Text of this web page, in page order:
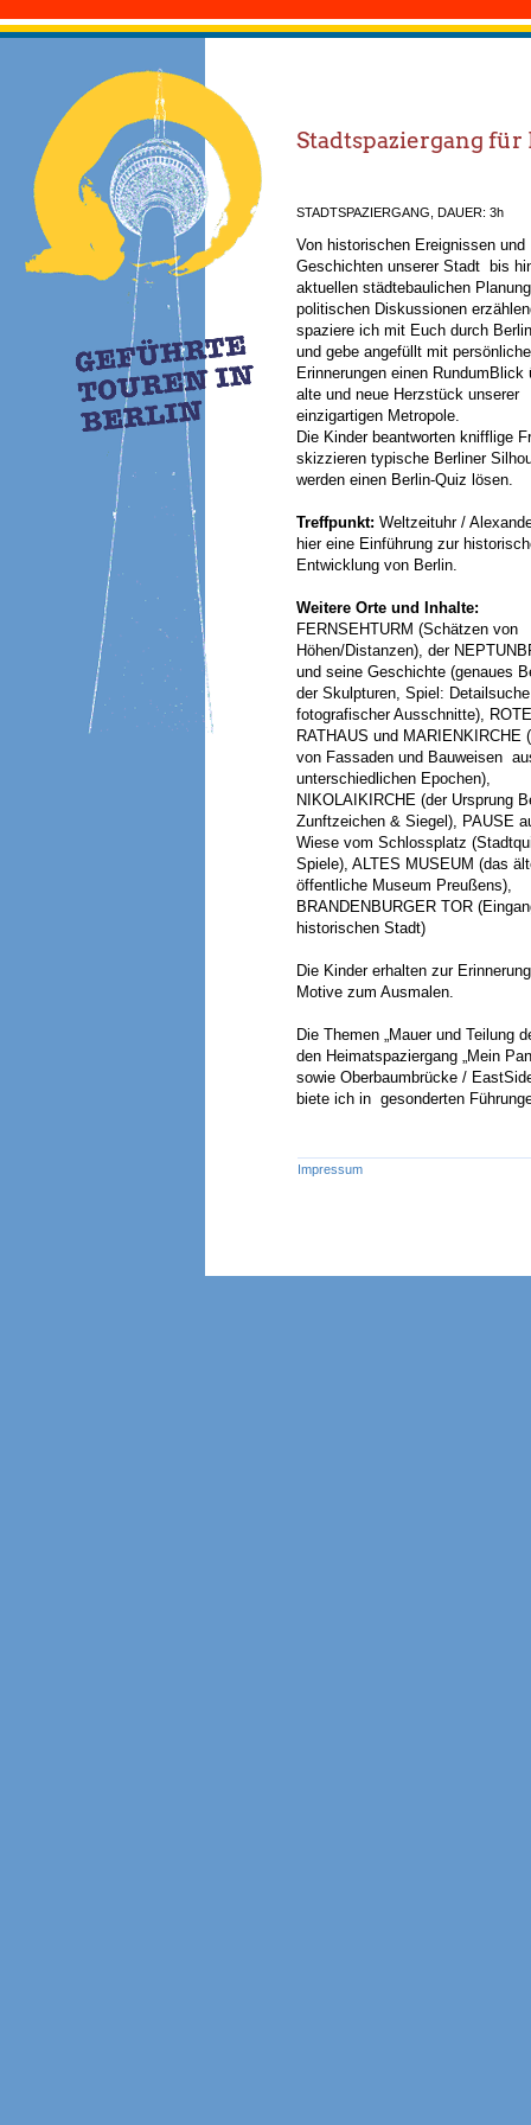
Stadtspaziergang
STADTSPAZIERGANG, DAUER: 3h
Von historischen Ereignissen und
Geschichten unserer Stadt bis
aktuellen städtebaulichen
politischen Diskussionen
spaziere ich mit Euch durch
und gebe angefüllt mit
Erinnerungen einen RundumBlick
alte und neue Herzstück unserer
einzigartigen Metropole.
Die Kinder beantworten knifflige
skizzieren typische Berliner
werden einen Berlin-Quiz lösen.
Treffpunkt: Weltzeituhr /
hier eine Einführung zur
Entwicklung von Berlin.
Weitere Orte und Inhalte:
FERNSEHTURM (Schätzen von
Höhen/Distanzen), der
und seine Geschichte (genaues
der Skulpturen, Spiel:
fotografischer Ausschnitte),
RATHAUS und MARIENKIRCHE
von Fassaden und Bauweisen
unterschiedlichen Epochen),
NIKOLAIKIRCHE (der Ursprung
Zunftzeichen & Siegel), PAUSE
Wiese vom Schlossplatz
Spiele), ALTES MUSEUM (das
öffentliche Museum Preußens),
BRANDENBURGER TOR
historischen Stadt)
Die Kinder erhalten zur
Motive zum Ausmalen.
Die Themen „Mauer und Teilung
den Heimatspaziergang „Mein
sowie Oberbaumbrücke /
biete ich in gesonderten
Impressum